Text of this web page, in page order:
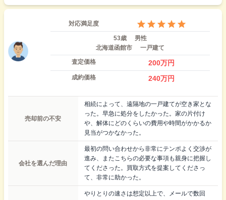
対応満足度
53歳
男性
北海道函館市
一戸建て
査定価格
200万円
成約価格 240万円
売却前の不安
相続によって、遠隔地の一戸建てが空き家とな
った。早急に処分をしたかった。家の片付け
や、解体にどのくらいの費用や時間がかかるか
見当がつかなかった。
会社を選んだ理由
最初の問い合わせから非常にテンポよく交渉が
進み、またこちらの必要な事項も親身に把握し
てくださった。買取方式を提案してくださっ
て、非常に助かった。
やりとりの速さは想定以上で、メールで数回